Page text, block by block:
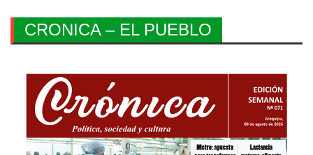
CRONICA – EL PUEBLO